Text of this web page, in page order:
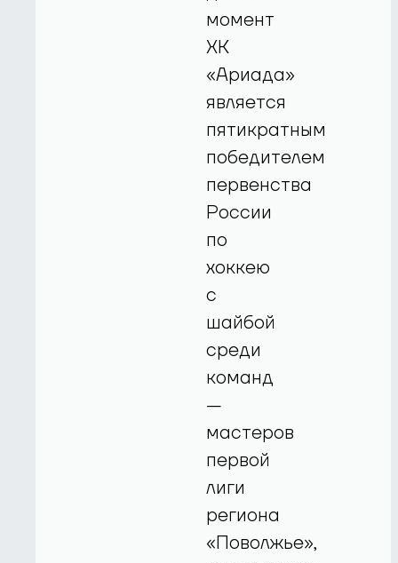
момент
ХК
«Ариада»
является
пятикратным
победителем
первенства
России
по
хоккею
с
шайбой
среди
команд
—
мастеров
первой
лиги
региона
«Поволжье»,